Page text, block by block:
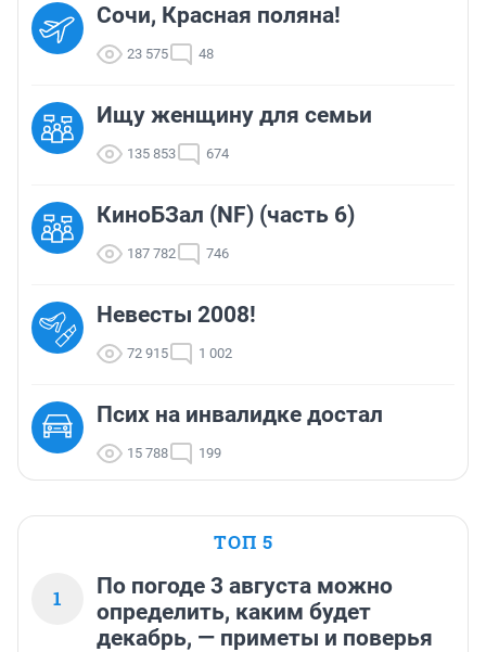
Сочи, Красная поляна!
23 575 48
Ищу женщину для семьи
135 853 674
КиноБЗал (NF) (часть 6)
187 782 746
Невесты 2008!
72 915 1 002
Псих на инвалидке достал
15 788 199
ТОП 5
1
По погоде 3 августа можно
определить, каким будет
декабрь, — приметы и поверья